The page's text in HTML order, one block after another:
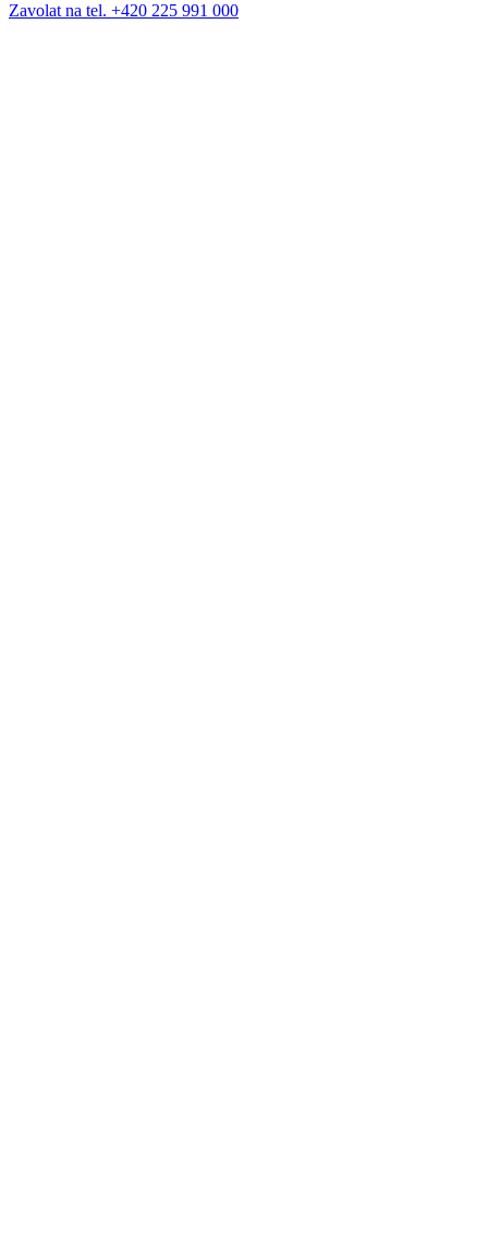
Zavolat na tel. +420 225 991 000